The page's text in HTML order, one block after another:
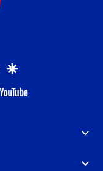
whatsapp
google
youtube-